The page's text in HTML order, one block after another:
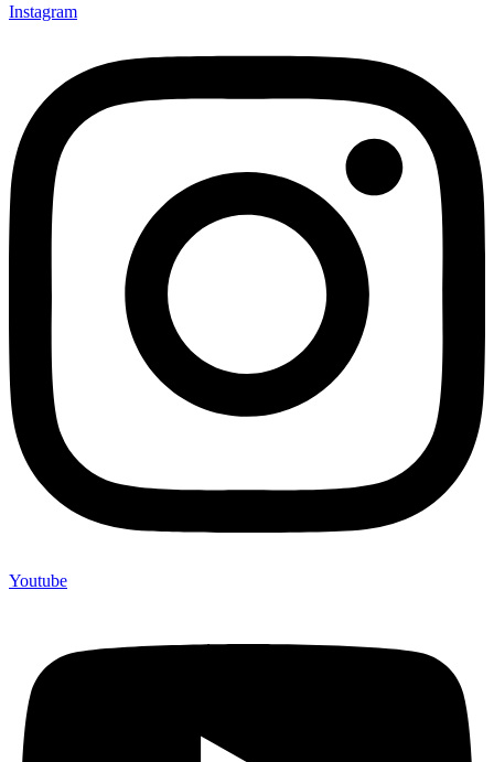
Instagram
Youtube